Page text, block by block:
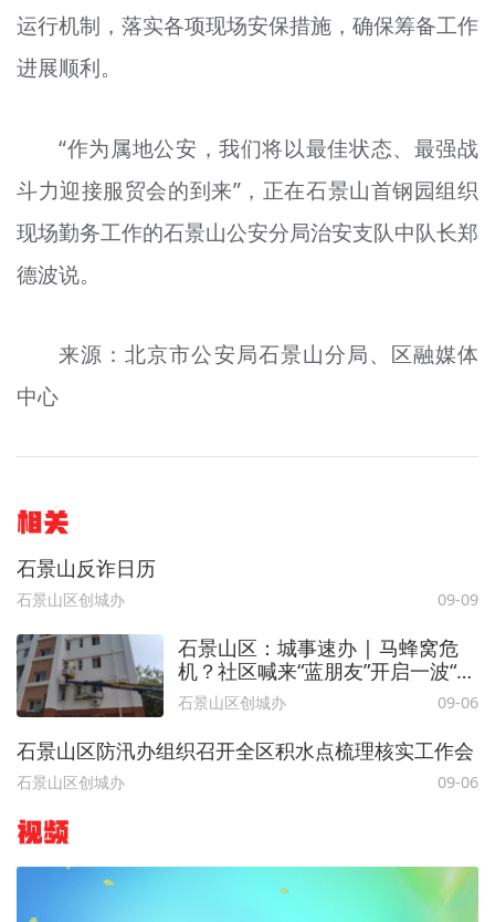
运行机制，落实各项现场安保措施，确保筹备工作
进展顺利。
“作为属地公安，我们将以最佳状态、最强战
斗力迎接服贸会的到来”，正在石景山首钢园组织
现场勤务工作的石景山公安分局治安支队中队长郑
德波说。
来源：北京市公安局石景山分局、区融媒体
中心
相关
石景山反诈日历
石景山区创城办 09-09
石景山区：城事速办 | 马蜂窝危
机？社区喊来“蓝朋友”开启一波“灭
蜂行动”
石景山区创城办 09-06
石景山区防汛办组织召开全区积水点梳理核实工作会
石景山区创城办 09-06
视频